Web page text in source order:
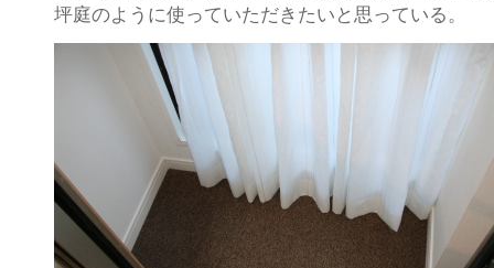
坪庭のように使っていただきたいと思っている。